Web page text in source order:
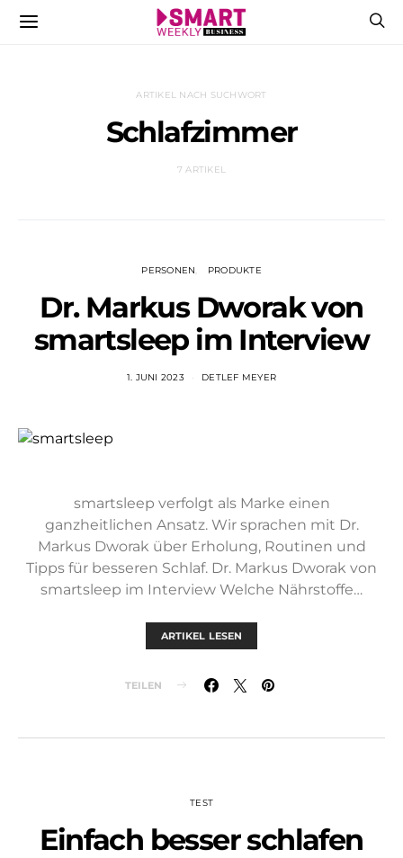
ARTIKEL NACH SUCHWORT
Schlafzimmer
7 ARTIKEL
PERSONEN PRODUKTE
Dr. Markus Dworak von
smartsleep im Interview
1. JUNI 2023 DETLEF MEYER
smartsleep verfolgt als Marke einen
ganzheitlichen Ansatz. Wir sprachen mit Dr.
Markus Dworak über Erholung, Routinen und
Tipps für besseren Schlaf. Dr. Markus Dworak von
smartsleep im Interview Welche Nährstoffe…
ARTIKEL LESEN
TEILEN
TEST
Einfach besser schlafen